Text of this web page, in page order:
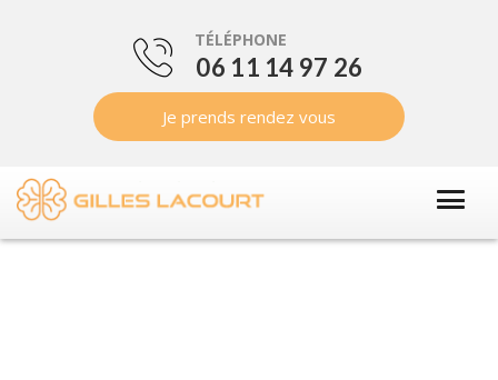
TÉLÉPHONE
06 11 14 97 26
Je prends rendez vous